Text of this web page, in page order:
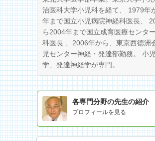
治医科大学小児科を経て、 1979年
年まで国立小児病院神経科医長、
ら2004年まで国立成育医療センタ
科医長 、2006年から、東京西徳洲
児センター神経・発達部勤務。 小
学、発達神経学が専門。
各専門分野の先生の紹介
プロフィールを見る